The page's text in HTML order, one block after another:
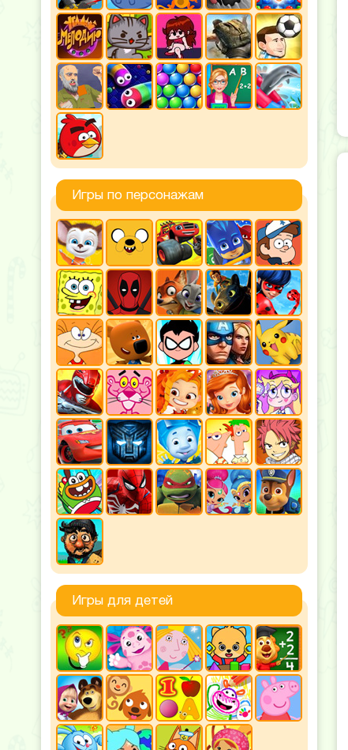
Игры по персонажам
Игры для детей